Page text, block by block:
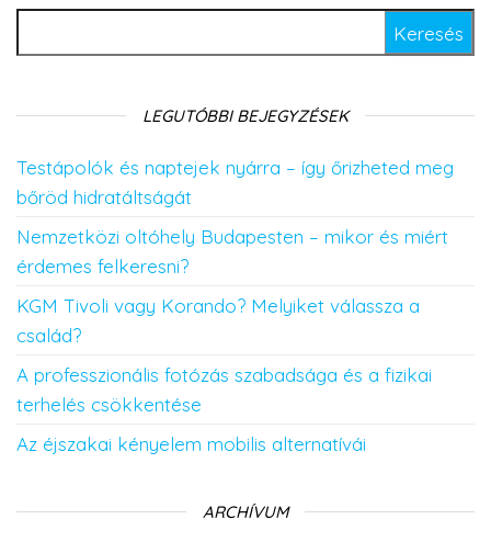
LEGUTÓBBI BEJEGYZÉSEK
Testápolók és naptejek nyárra – így őrizheted meg
bőröd hidratáltságát
Nemzetközi oltóhely Budapesten – mikor és miért
érdemes felkeresni?
KGM Tivoli vagy Korando? Melyiket válassza a
család?
A professzionális fotózás szabadsága és a fizikai
terhelés csökkentése
Az éjszakai kényelem mobilis alternatívái
ARCHÍVUM